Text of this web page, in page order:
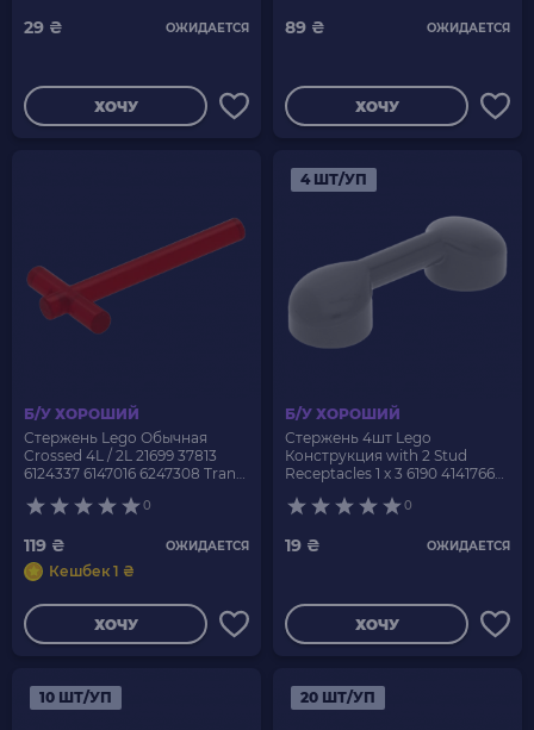
29 ₴ ОЖИДАЕТСЯ
ХОЧУ
89 ₴ ОЖИДАЕТСЯ
ХОЧУ
Б/У ХОРОШИЙ
Стержень Lego Обычная
Crossed 4L / 2L 21699 37813
6124337 6147016 6247308 Trans-
0
119 ₴ ОЖИДАЕТСЯ
Кешбек 1 ₴
ХОЧУ
4 ШТ/УП
Б/У ХОРОШИЙ
Стержень 4шт Lego
Конструкция with 2 Stud
Receptacles 1 x 3 6190 4141766
0
19 ₴ ОЖИДАЕТСЯ
ХОЧУ
10 ШТ/УП 20 ШТ/УП